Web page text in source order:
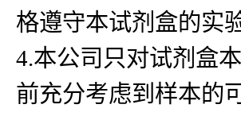
格遵守本试剂盒的实
4.本公司只对试剂盒
前充分考虑到样本的